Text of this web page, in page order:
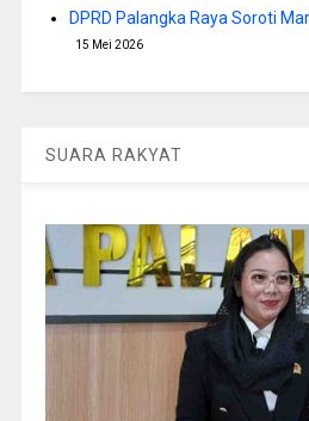
DPRD Palangka Raya Soroti
15 Mei 2026
SUARA RAKYAT